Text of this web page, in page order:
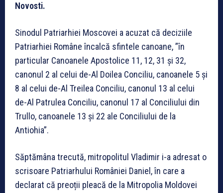
Novosti.
Sinodul Patriarhiei Moscovei a acuzat că deciziile
Patriarhiei Române încalcă sfintele canoane, ”în
particular Canoanele Apostolice 11, 12, 31 și 32,
canonul 2 al celui de-Al Doilea Conciliu, canoanele 5 și
8 al celui de-Al Treilea Conciliu, canonul 13 al celui
de-Al Patrulea Conciliu, canonul 17 al Conciliului din
Trullo, canoanele 13 și 22 ale Conciliului de la
Antiohia”.
Săptămâna trecută, mitropolitul Vladimir i-a adresat o
scrisoare Patriarhului României Daniel, în care a
declarat că preoții pleacă de la Mitropolia Moldovei